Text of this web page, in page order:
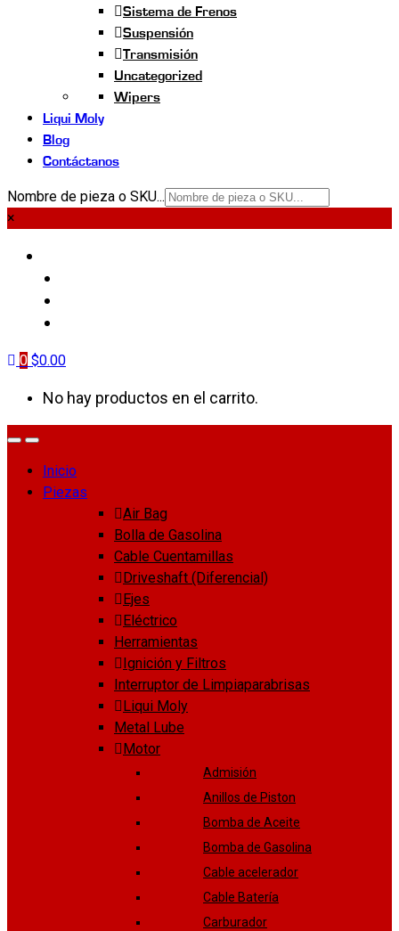
Sistema de Frenos
Suspensión
Transmisión
Uncategorized
Wipers
Liqui Moly
Blog
Contáctanos
Nombre de pieza o SKU...
×
0 $0.00
No hay productos en el carrito.
Inicio
Piezas
Air Bag
Bolla de Gasolina
Cable Cuentamillas
Driveshaft (Diferencial)
Ejes
Eléctrico
Herramientas
Ignición y Filtros
Interruptor de Limpiaparabrisas
Liqui Moly
Metal Lube
Motor
Admisión
Anillos de Piston
Bomba de Aceite
Bomba de Gasolina
Cable acelerador
Cable Batería
Carburador